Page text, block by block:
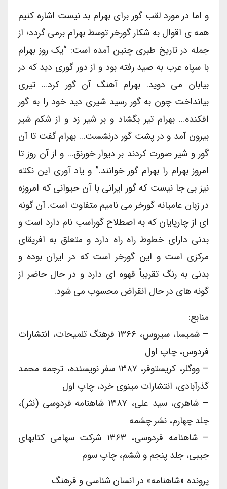
و اما در مورد لقب گور برای بهرام بد نیست اشاره کنیم
همه ی اقوال به شکار گورخر توسط بهرام برمی گردد؛ از
جمله در تاریخ طبری چنین آمده است: “یک روز بهرام
با سپاه عرب به صید رفته بود و از دور گوری دید که در
بیابان می دوید. بهرام آهنگ آن گور کرد… تیری
بیانداخت چون به گور رسید شیری دید خود را به گور
افکنده… بهرام تیر بگشاد و بر شیر زد و از شکم شیر
بیرون آمد و در پشت گور درنشست… بهرام گفت تا آن
گور و شیر صورت کردند بر دیوار خورنق… و از آن روز تا
امروز بهرام را بهرام گور خوانند.” و یاد آوری این نکته
نیز بی جا نیست که گور ایرانی با آن حیوانی که امروزه
در زبان عامیانه گورخر می نامیم متفاوت است. آن گونه
ای از چارپایان که به اصطلاح گوراسب نام دارد است و
بدنی دارای خطوط راه راه دارد و متعلق به افریقای
مرکزی است و این گورخر است که در ایران بوده و
بدنی به رنگ تقریباً قهوه ای دارد و در حال حاضر از
گونه های در حال انقراض محسوب می شود.
منابع:
– شمیسا، سیروس، ۱۳۶۶ فرهنگ تلمیحات، انتشارات
فردوس، چاپ اول
– ووگلر، کریستوفر، ۱۳۸۷ سفر نویسنده، ترجمه محمد
گذرآبادی، انتشارات مینوی خرد، چاپ اول
– شاهری، سید علی، ۱۳۸۷ شاهنامه فردوسی (نثر)،
جلد چهارم، نشر چشمه
– شاهنامه فردوسی، ۱۳۶۳ شرکت سهامی کتابهای
جیبی، جلد پنجم و ششم، چاپ سوم
پرونده «شاهنامه» در انسان شناسی و فرهنگ